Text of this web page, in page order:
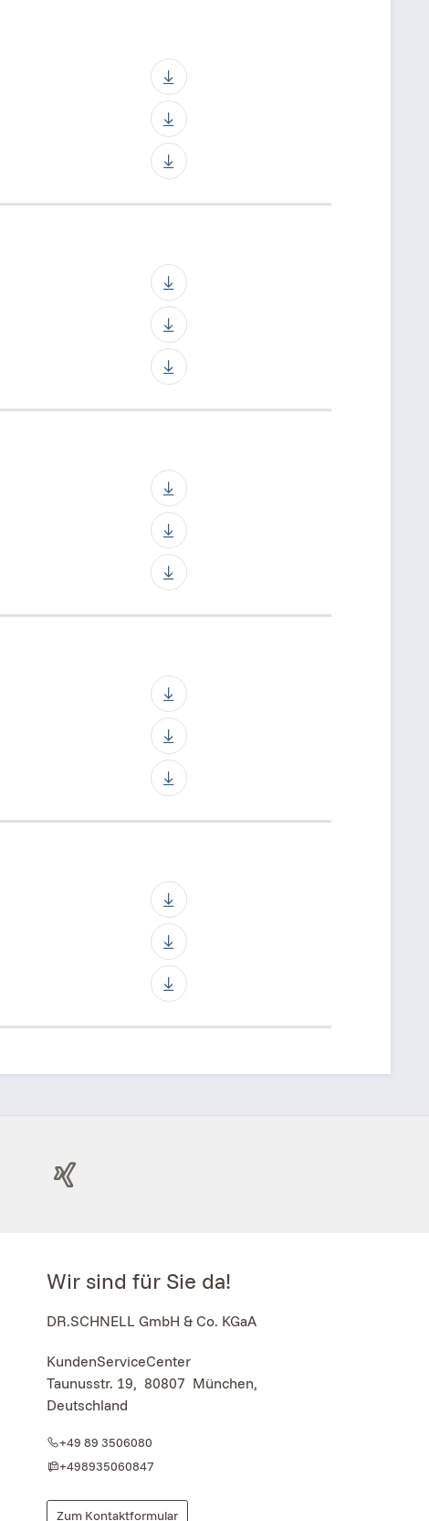
Wir sind für Sie da!
DR.SCHNELL GmbH & Co. KGaA
KundenServiceCenter
Taunusstr. 19, 80807 München,
Deutschland
+49 89 3506080
+498935060847
Zum Kontaktformular